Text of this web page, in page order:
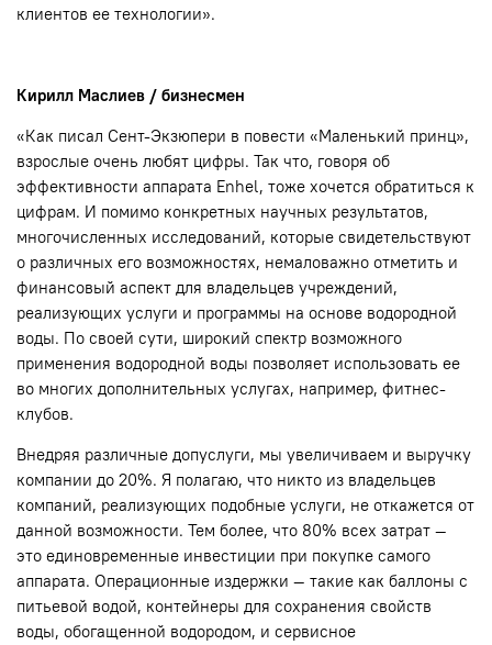
клиентов ее технологии».
Кирилл Маслиев / бизнесмен
«Как писал Сент-Экзюпери в повести «Маленький принц»,
взрослые очень любят цифры. Так что, говоря об
эффективности аппарата Enhel, тоже хочется обратиться к
цифрам. И помимо конкретных научных результатов,
многочисленных исследований, которые свидетельствуют
о различных его возможностях, немаловажно отметить и
финансовый аспект для владельцев учреждений,
реализующих услуги и программы на основе водородной
воды. По своей сути, широкий спектр возможного
применения водородной воды позволяет использовать ее
во многих дополнительных услугах, например, фитнес-
клубов.
Внедряя различные допуслуги, мы увеличиваем и выручку
компании до 20%. Я полагаю, что никто из владельцев
компаний, реализующих подобные услуги, не откажется от
данной возможности. Тем более, что 80% всех затрат —
это единовременные инвестиции при покупке самого
аппарата. Операционные издержки — такие как баллоны с
питьевой водой, контейнеры для сохранения свойств
воды, обогащенной водородом, и сервисное